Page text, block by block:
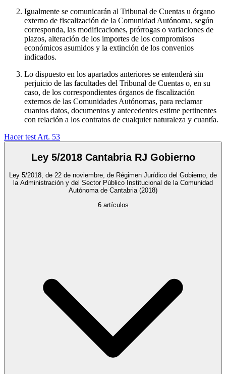
Igualmente se comunicarán al Tribunal de Cuentas u órgano
externo de fiscalización de la Comunidad Autónoma, según
corresponda, las modificaciones, prórrogas o variaciones de
plazos, alteración de los importes de los compromisos
económicos asumidos y la extinción de los convenios
indicados.
Lo dispuesto en los apartados anteriores se entenderá sin
perjuicio de las facultades del Tribunal de Cuentas o, en su
caso, de los correspondientes órganos de fiscalización
externos de las Comunidades Autónomas, para reclamar
cuantos datos, documentos y antecedentes estime pertinentes
con relación a los contratos de cualquier naturaleza y cuantía.
Hacer test Art. 53
Ley 5/2018 Cantabria RJ Gobierno
Ley 5/2018, de 22 de noviembre, de Régimen Jurídico del Gobierno, de
la Administración y del Sector Público Institucional de la Comunidad
Autónoma de Cantabria (2018)
6artículos